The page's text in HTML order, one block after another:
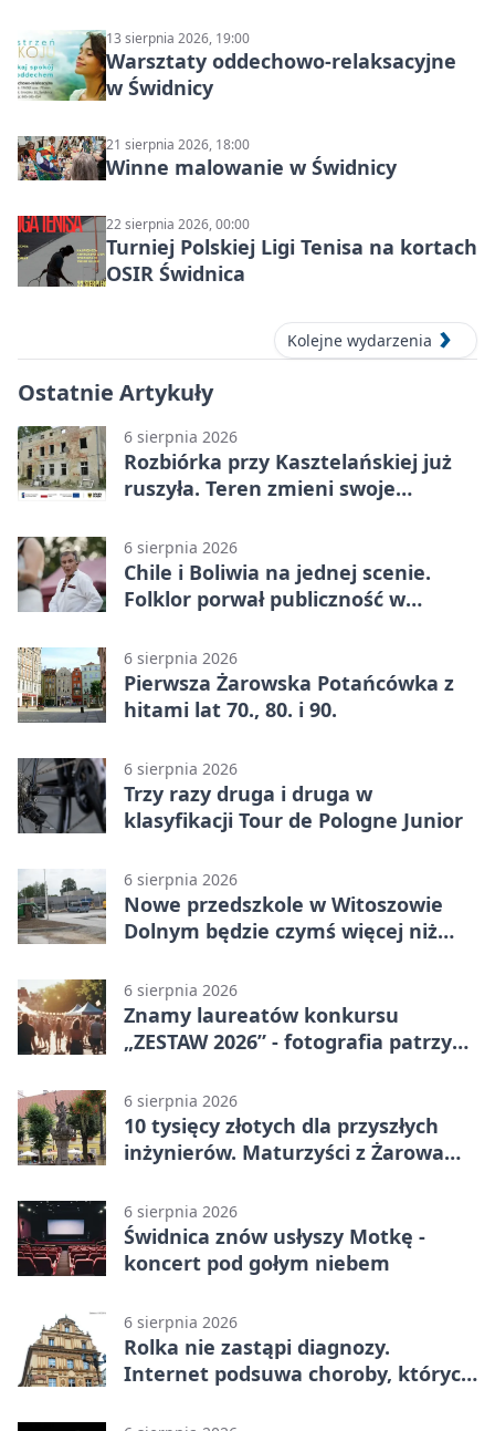
13 sierpnia 2026, 19:00
Warsztaty oddechowo-relaksacyjne
w Świdnicy
21 sierpnia 2026, 18:00
Winne malowanie w Świdnicy
22 sierpnia 2026, 00:00
Turniej Polskiej Ligi Tenisa na kortach
OSIR Świdnica
Kolejne wydarzenia
Ostatnie Artykuły
6 sierpnia 2026
Rozbiórka przy Kasztelańskiej już
ruszyła. Teren zmieni swoje
6 sierpnia 2026
Chile i Boliwia na jednej scenie.
Folklor porwał publiczność w
6 sierpnia 2026
Pierwsza Żarowska Potańcówka z
hitami lat 70., 80. i 90.
6 sierpnia 2026
Trzy razy druga i druga w
klasyfikacji Tour de Pologne Junior
6 sierpnia 2026
Nowe przedszkole w Witoszowie
Dolnym będzie czymś więcej niż
6 sierpnia 2026
Znamy laureatów konkursu
„ZESTAW 2026” - fotografia patrzy
6 sierpnia 2026
10 tysięcy złotych dla przyszłych
inżynierów. Maturzyści z Żarowa
6 sierpnia 2026
Świdnica znów usłyszy Motkę -
koncert pod gołym niebem
6 sierpnia 2026
Rolka nie zastąpi diagnozy.
Internet podsuwa choroby, których